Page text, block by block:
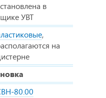
в
УВТ
,
на
80.00